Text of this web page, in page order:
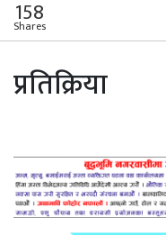
158
Shares
प्रतिक्रिया